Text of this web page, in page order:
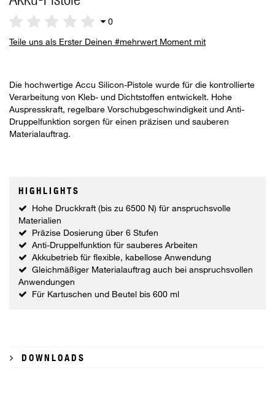
0
Teile uns als Erster Deinen #mehrwert Moment mit
Die hochwertige Accu Silicon-Pistole wurde für die kontrollierte
Verarbeitung von Kleb- und Dichtstoffen entwickelt. Hohe
Auspresskraft, regelbare Vorschubgeschwindigkeit und Anti-
Druppelfunktion sorgen für einen präzisen und sauberen
Materialauftrag.
HIGHLIGHTS
Hohe Druckkraft (bis zu 6500 N) für anspruchsvolle
Materialien
Präzise Dosierung über 6 Stufen
Anti-Druppelfunktion für sauberes Arbeiten
Akkubetrieb für flexible, kabellose Anwendung
Gleichmäßiger Materialauftrag auch bei anspruchsvollen
Anwendungen
Für Kartuschen und Beutel bis 600 ml
DOWNLOADS